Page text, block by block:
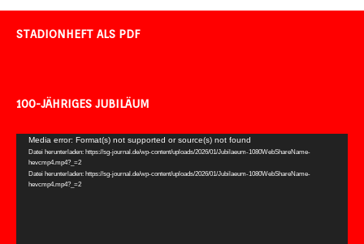
STADIONHEFT ALS PDF
100-JÄHRIGES JUBILÄUM
Video-
Player
Media error: Format(s) not supported or source(s) not found
Datei herunterladen: https://sg-journal.de/wp-content/uploads/2026/01/Jubilaeum-1080WebShareName-
hevcmp4.mp4?_=2
Datei herunterladen: https://sg-journal.de/wp-content/uploads/2026/01/Jubilaeum-1080WebShareName-
hevcmp4.mp4?_=2